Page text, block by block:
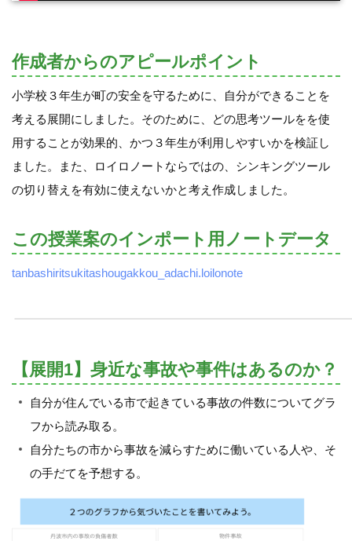
作成者からのアピールポイント
小学校３年生が町の安全を守るために、自分ができることを
考える展開にしました。そのために、どの思考ツールをを使
用することが効果的、かつ３年生が利用しやすいかを検証し
ました。また、ロイロノートならではの、シンキングツール
の切り替えを有効に使えないかと考え作成しました。
この授業案のインポート用ノートデータ
tanbashiritsukitashougakkou_adachi.loilonote
【展開1】身近な事故や事件はあるのか？
自分が住んでいる市で起きている事故の件数についてグラ
フから読み取る。
自分たちの市から事故を減らすために働いている人や、そ
の手だてを予想する。